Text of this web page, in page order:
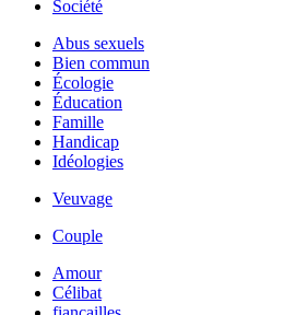
Société
Abus sexuels
Bien commun
Écologie
Éducation
Famille
Handicap
Idéologies
Veuvage
Couple
Amour
Célibat